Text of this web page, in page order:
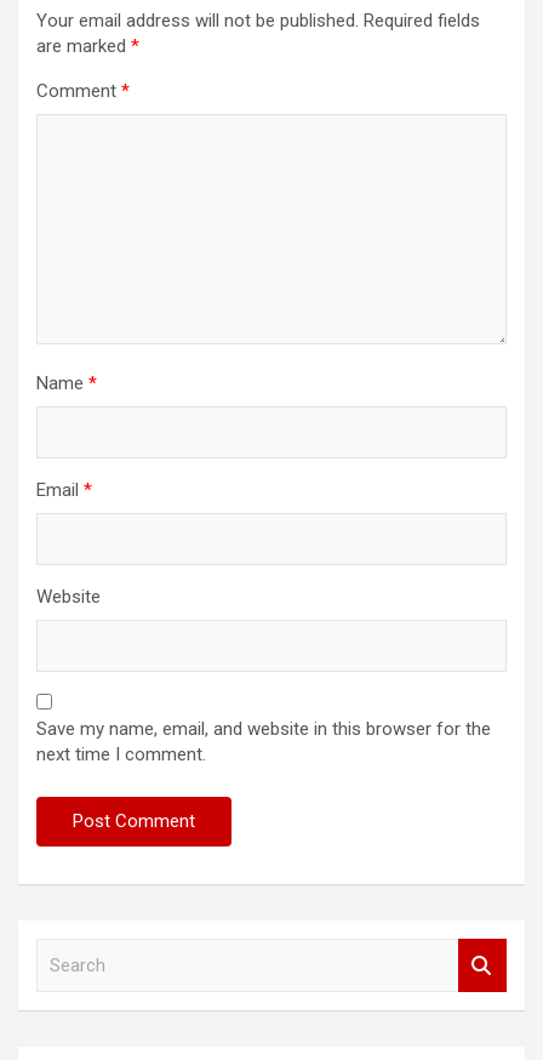
Your email address will not be published. Required fields
are marked *
Comment *
Name *
Email *
Website
Save my name, email, and website in this browser for the
next time I comment.